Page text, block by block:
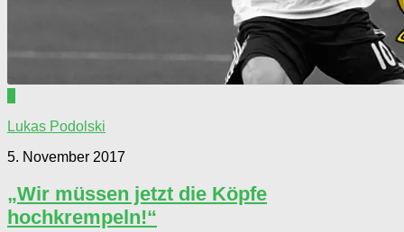
Lukas Podolski
5. November 2017
„Wir müssen jetzt die Köpfe
hochkrempeln!“